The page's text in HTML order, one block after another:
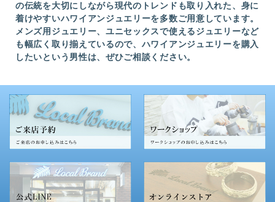
の伝統を大切にしながら現代のトレンドも取り入れた、身に
着けやすいハワイアンジュエリーを多数ご用意しています。
メンズ用ジュエリー、ユニセックスで使えるジュエリーなど
も幅広く取り揃えているので、ハワイアンジュエリーを購入
したいという男性は、ぜひご相談ください。